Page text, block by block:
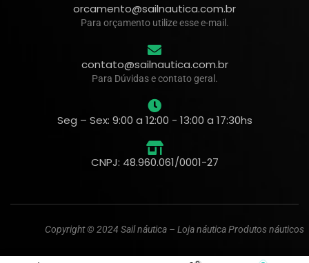
orcamento@sailnautica.com.br
Para orçamento utilize esse e-mail.
contato@sailnautica.com.br
Para Dúvidas e contato geral.
Seg – Sex: 9:00 a 12:00 - 13:00 a 17:30hs
CNPJ: 48.960.061/0001-27
Copyright © 2024 Sail náutica – Loja náutica Produtos náuticos